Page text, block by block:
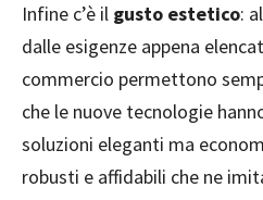
Infine c’è il gusto estetico:
dalle esigenze appena
commercio permettono
che le nuove tecnologie
soluzioni eleganti ma
robusti e affidabili che ne